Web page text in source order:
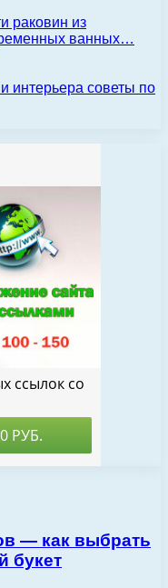
раковин из
ванных…
интерьера советы по
— как выбрать
букет